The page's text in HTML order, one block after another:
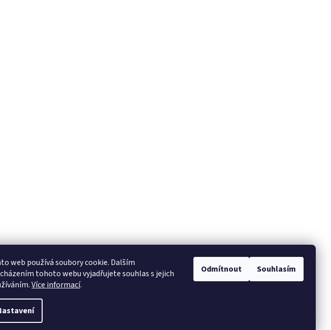
web používá soubory cookie. Dalším
tohoto webu vyjadřujete souhlas s jejich
Více informací.
Odmítnout Souhlasím
Zboží.cz Firmy.cz